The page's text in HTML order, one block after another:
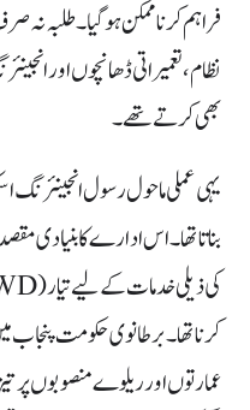
فراہم کرنا ممکن ہو گیا۔ طلبہ
نظام، تعمیراتی ڈھانچوں اور
بھی کرتے تھے۔
یہی عملی ماحول رسول
بناتا تھا۔ اس ادارے کا بنیادی
کرنا تھا۔ برطانوی حکومت
عمارتوں اور ریلوے منصوبوں